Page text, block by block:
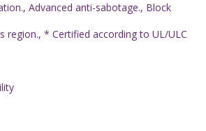
Advanced anti-sabotage., Block
region., * Certified according to UL/ULC